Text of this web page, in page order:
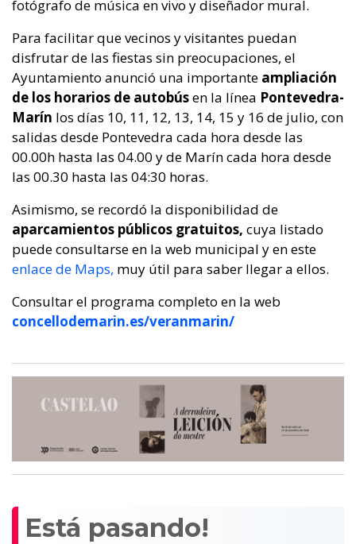
fotógrafo de música en vivo y diseñador mural.
Para facilitar que vecinos y visitantes puedan
disfrutar de las fiestas sin preocupaciones, el
Ayuntamiento anunció una importante ampliación
de los horarios de autobúsen la línea Pontevedra-
Marín los días 10, 11, 12, 13, 14, 15 y 16 de julio, con
salidas desde Pontevedra cada hora desde las
00.00h hasta las 04.00 y de Marín cada hora desde
las 00.30 hasta las 04:30 horas.
Asimismo, se recordó la disponibilidad de
aparcamientos públicos gratuitos, cuya listado
puede consultarse en la web municipal y en este
enlace de Maps, muy útil para saber llegar a ellos.
Consultar el programa completo en la web
concellodemarin.es/veranmarin/
Está pasando!